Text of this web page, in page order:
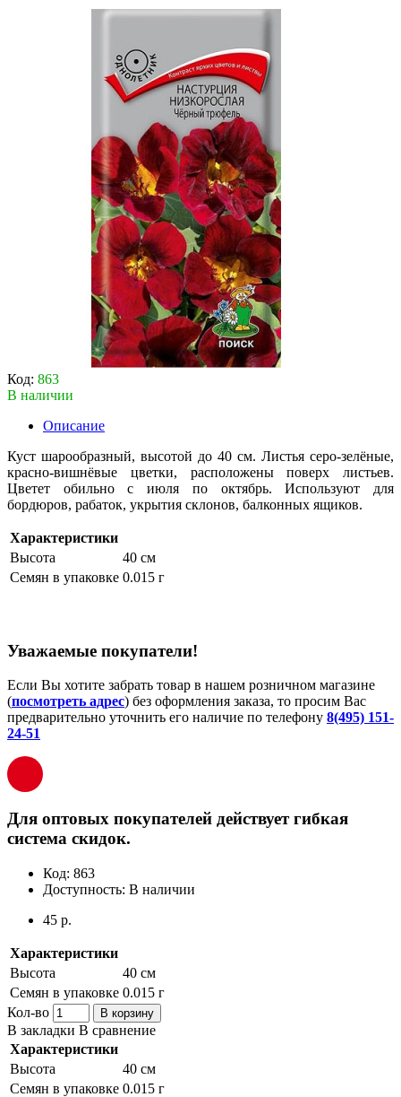
Код: 863
В наличии
Описание
Куст шарообразный, высотой до 40 см. Листья серо-зелёные,
красно-вишнёвые цветки, расположены поверх листьев.
Цветет обильно с июля по октябрь. Используют для
бордюров, рабаток, укрытия склонов, балконных ящиков.
Характеристики
Высота
40 см
Семян в упаковке 0.015 г
Уважаемые покупатели!
Если Вы хотите забрать товар в нашем розничном магазине
(посмотреть адрес) без оформления заказа, то просим Вас
предварительно уточнить его наличие по телефону 8(495) 151-
24-51
Для оптовых покупателей действует гибкая
система скидок.
Код: 863
Доступность: В наличии
45 р.
Характеристики
Высота
40 см
Семян в упаковке 0.015 г
Кол-во
В корзину
В закладки В сравнение
Характеристики
Высота
40 см
Семян в упаковке 0.015 г